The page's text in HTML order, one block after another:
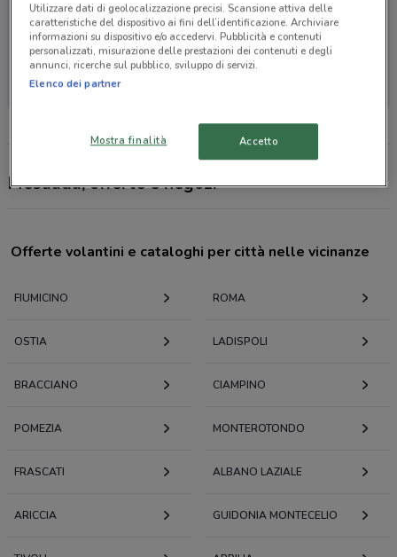
Non ci sono negozi nelle vicinanze
Mesauda, offerte e negozi
Offerte volantini e cataloghi per città nelle vicinanze
FIUMICINO ROMA
OSTIA LADISPOLI
BRACCIANO CIAMPINO
POMEZIA MONTEROTONDO
FRASCATI ALBANO LAZIALE
ARICCIA GUIDONIA MONTECELIO
Utilizzare dati di geolocalizzazione precisi. Scansione attiva delle
caratteristiche del dispositivo ai fini dell’identificazione. Archiviare
informazioni su dispositivo e/o accedervi. Pubblicità e contenuti
personalizzati, misurazione delle prestazioni dei contenuti e degli
annunci, ricerche sul pubblico, sviluppo di servizi.
Elenco dei partner
Mostra finalità Accetto